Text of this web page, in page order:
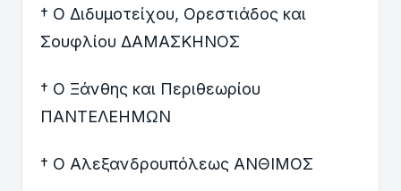
† Ο Διδυμοτείχου, Ορεστιάδος και
Σουφλίου ΔΑΜΑΣΚΗΝΟΣ
† Ο Ξάνθης και Περιθεωρίου
ΠΑΝΤΕΛΕΗΜΩΝ
† Ο Αλεξανδρουπόλεως ΑΝΘΙΜΟΣ